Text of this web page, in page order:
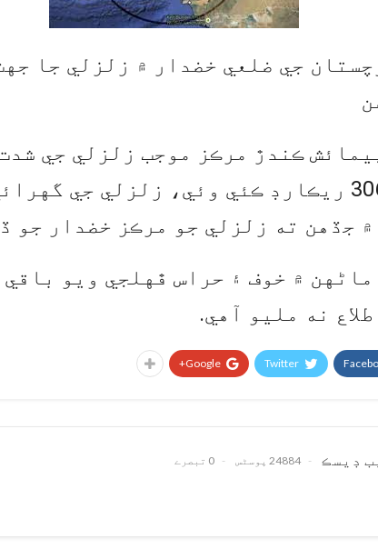
جي ضلعي خضدار ۾ زلزلي جا
ڪندڙ مرڪز موجب زلزلي جي
جڏهن ته زلزلي جو مرڪز خضدار جو
ماڻهن ۾ خوف ۽ حراس ڦهلجي ويو
نه مليو آهي.
Twitter
Google+
ڊيسڪ 24884 پوسٹس 0 تبصرے